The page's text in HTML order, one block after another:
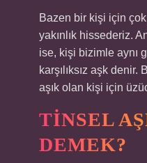
Bazen bir kişi için
yakınlık hissederiz.
ise, kişi bizimle aynı
karşılıksız aşk
aşık olan kişi için
TINSEL
DEMEK?